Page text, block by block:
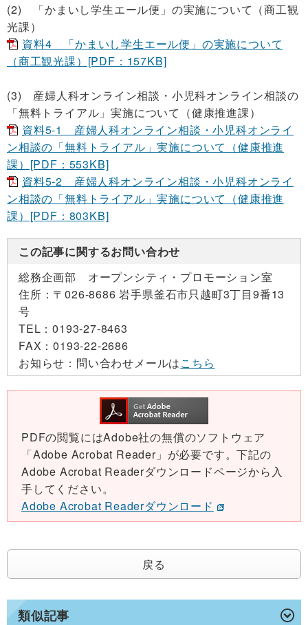
類似記事
(2) 「かまいし学生エール便」の実施について（商工観
光課）
資料4 「かまいし学生エール便」の実施について
（商工観光課）[PDF：157KB]
(3) 産婦人科オンライン相談・小児科オンライン相談の
「無料トライアル」実施について（健康推進課）
資料5-1 産婦人科オンライン相談・小児科オンライ
ン相談の「無料トライアル」実施について（健康推進
課）[PDF：553KB]
資料5-2 産婦人科オンライン相談・小児科オンライ
ン相談の「無料トライアル」実施について（健康推進
課）[PDF：803KB]
この記事に関するお問い合わせ
総務企画部 オープンシティ・プロモーション室
住所： 〒026-8686 岩手県釜石市只越町3丁目9番13
号
TEL：0193-27-8463
FAX：0193-22-2686
お知らせ： 問い合わせメールはこちら
PDFの閲覧にはAdobe社の無償のソフトウェア
「Adobe Acrobat Reader」が必要です。下記の
Adobe Acrobat Readerダウンロードページから入
手してください。
Adobe Acrobat Readerダウンロード
戻る